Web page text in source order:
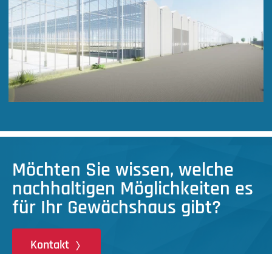
Möchten Sie wissen, welche
nachhaltigen Möglichkeiten es
für Ihr Gewächshaus gibt?
Kontakt